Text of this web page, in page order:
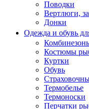
Поводки
Вертлюги,
Донки
Одежда и обувь
Костюмы
Куртки
Обувь
Термобелье
Термоноски
Перчатки